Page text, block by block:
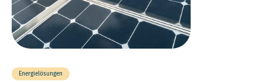
Energielösungen